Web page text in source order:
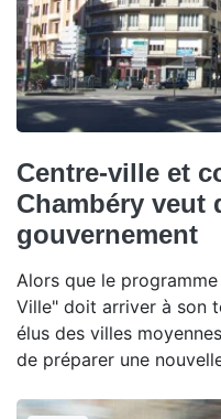
Centre-ville et
Chambéry veut
gouvernement
Alors que le
Ville" doit arriver à son
élus des villes
de préparer une